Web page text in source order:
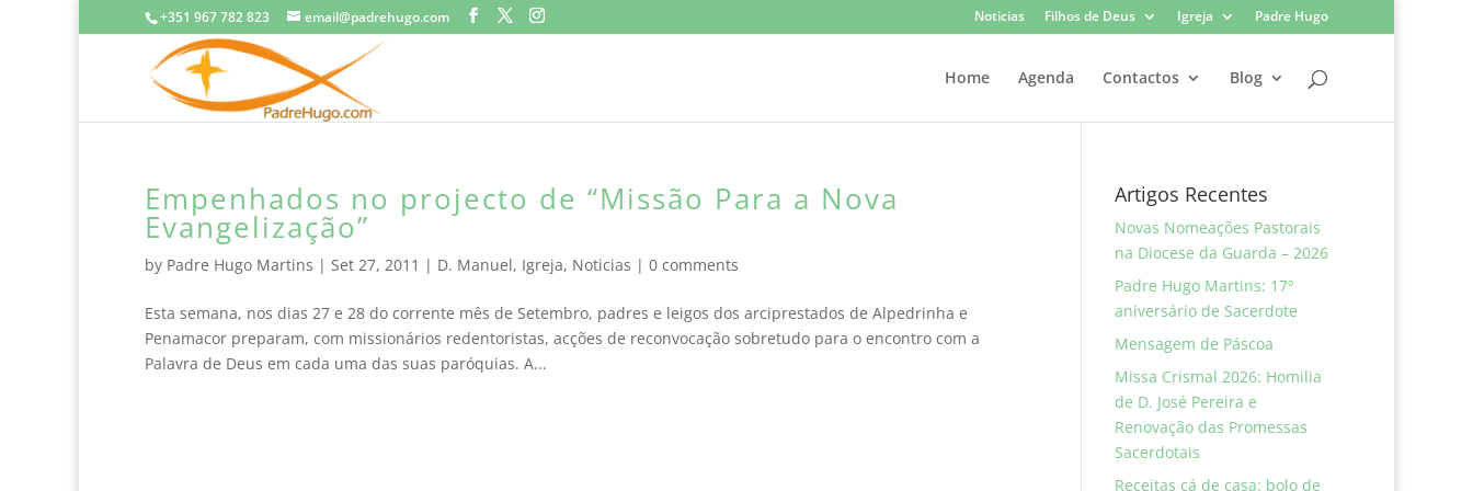
+351 967 782 823 email@padrehugo.com Noticias Filhos de Deus Igreja Padre Hugo
Home Agenda Contactos Blog
Empenhados no projecto de “Missão Para a Nova
Evangelização”
by Padre Hugo Martins | Set 27, 2011 | D. Manuel, Igreja, Noticias | 0 comments
Esta semana, nos dias 27 e 28 do corrente mês de Setembro, padres e leigos dos arciprestados de Alpedrinha e
Penamacor preparam, com missionários redentoristas, acções de reconvocação sobretudo para o encontro com a
Palavra de Deus em cada uma das suas paróquias. A...
Artigos Recentes
Novas Nomeações Pastorais
na Diocese da Guarda – 2026
Padre Hugo Martins: 17º
aniversário de Sacerdote
Mensagem de Páscoa
Missa Crismal 2026: Homilia
de D. José Pereira e
Renovação das Promessas
Sacerdotais
Receitas cá de casa: bolo de